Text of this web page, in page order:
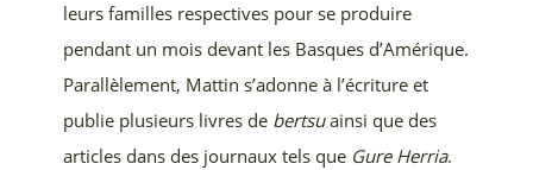
leurs familles respectives pour se produire
pendant un mois devant les Basques d’Amérique.
Parallèlement, Mattin s’adonne à l’écriture et
publie plusieurs livres de bertsuainsi que des
articles dans des journaux tels que Gure Herria.